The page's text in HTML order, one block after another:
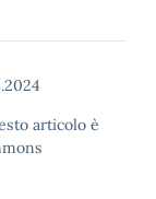
articolo è